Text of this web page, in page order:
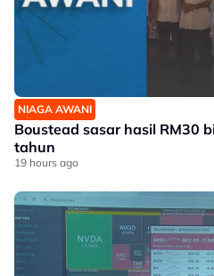
NIAGA AWANI
Boustead sasar hasil RM30
tahun
19 hours ago